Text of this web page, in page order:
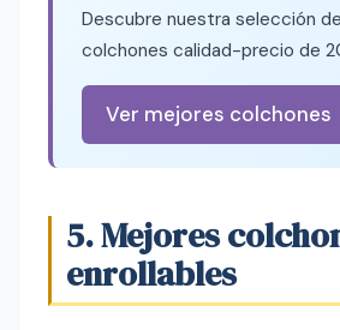
Descubre nuestra selección
colchones calidad-precio de
Ver mejores colchones
5. Mejores
enrollables